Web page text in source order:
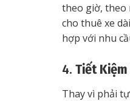
theo giờ, theo
cho thuê xe
hợp với nhu
4. Tiết
Thay vì phải